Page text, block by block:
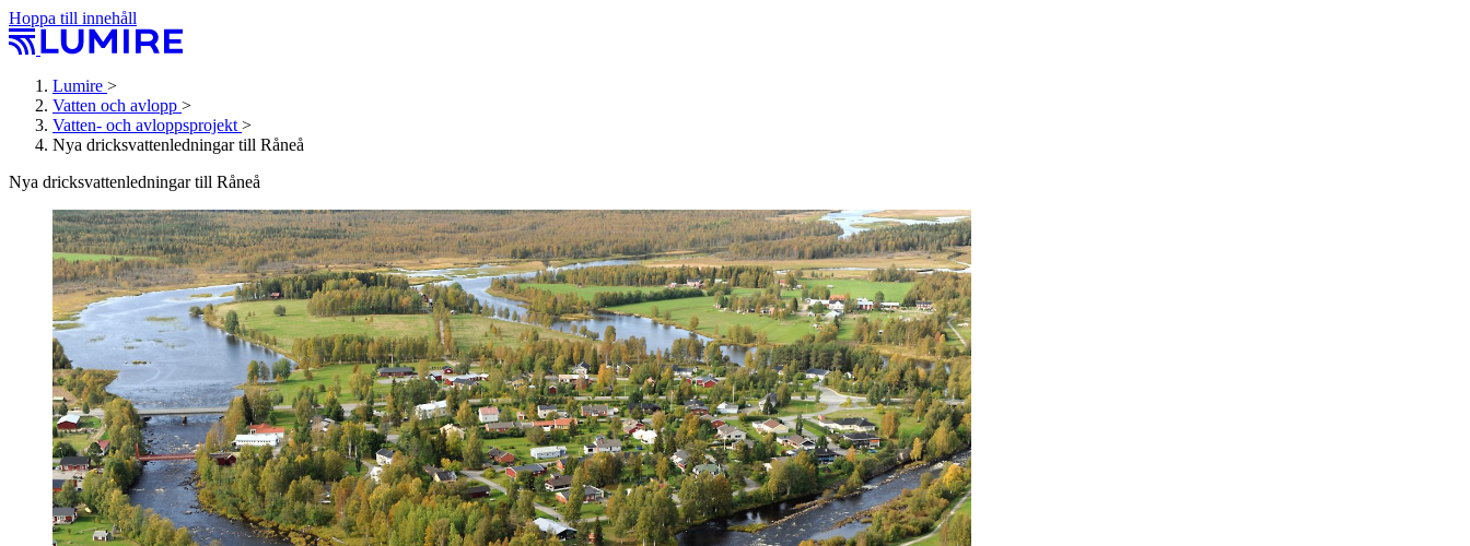
Hoppa till innehåll
Lumire >
Vatten och avlopp >
Vatten- och avlopps­projekt >
Nya dricks­vatten­ledningar till Råneå
Nya dricks­vatten­ledningar till Råneå